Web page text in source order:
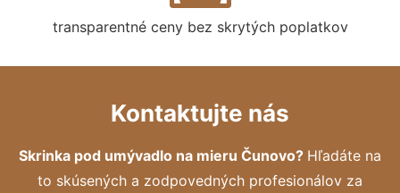
transparentné ceny bez skrytých poplatkov
Kontaktujte nás
Skrinka pod umývadlo na mieru Čunovo? Hľadáte na
to skúsených a zodpovedných profesionálov za